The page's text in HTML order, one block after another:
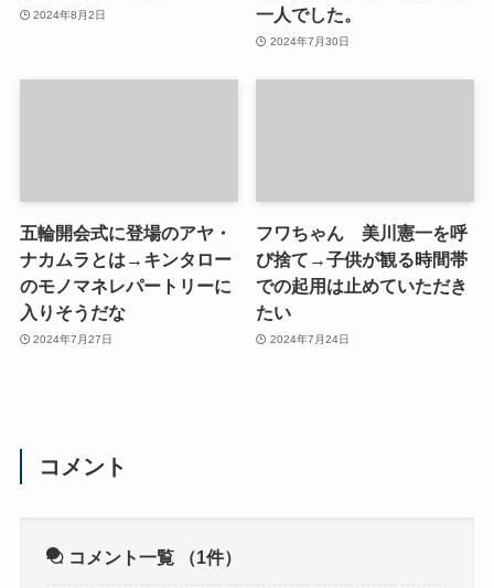
2024年8月2日
一人でした。
2024年7月30日
五輪開会式に登場のアヤ・
ナカムラとは→キンタロー
のモノマネレパートリーに
入りそうだな
2024年7月27日
フワちゃん 美川憲一を呼
び捨て→子供が観る時間帯
での起用は止めていただき
たい
2024年7月24日
コメント
コメント一覧 （1件）